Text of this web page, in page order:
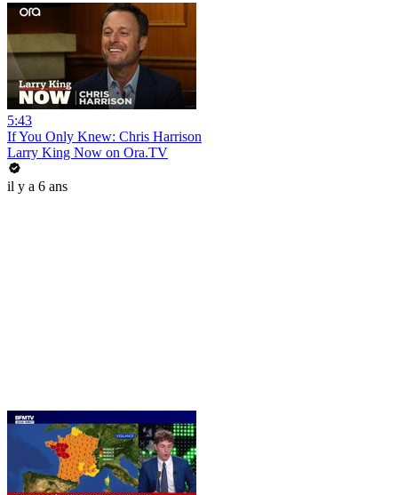
5:43
If You Only Knew: Chris Harrison
Larry King Now on Ora.TV
il y a 6 ans